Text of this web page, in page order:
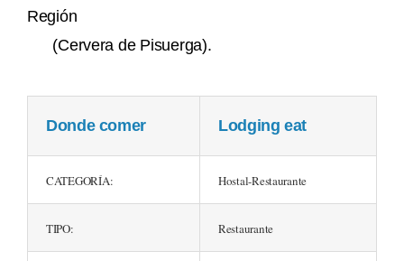
Región
(Cervera de Pisuerga).
Donde comer Lodging eat
CATEGORÍA: Hostal-Restaurante
TIPO: Restaurante